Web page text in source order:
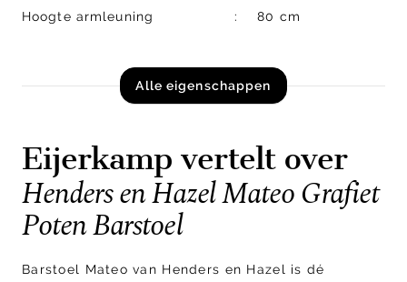
Hoogte armleuning
80 cm
Alle eigenschappen
Eijerkamp vertelt over
Henders en Hazel Mateo Grafiet
Poten Barstoel
Barstoel Mateo van Henders en Hazel is dé